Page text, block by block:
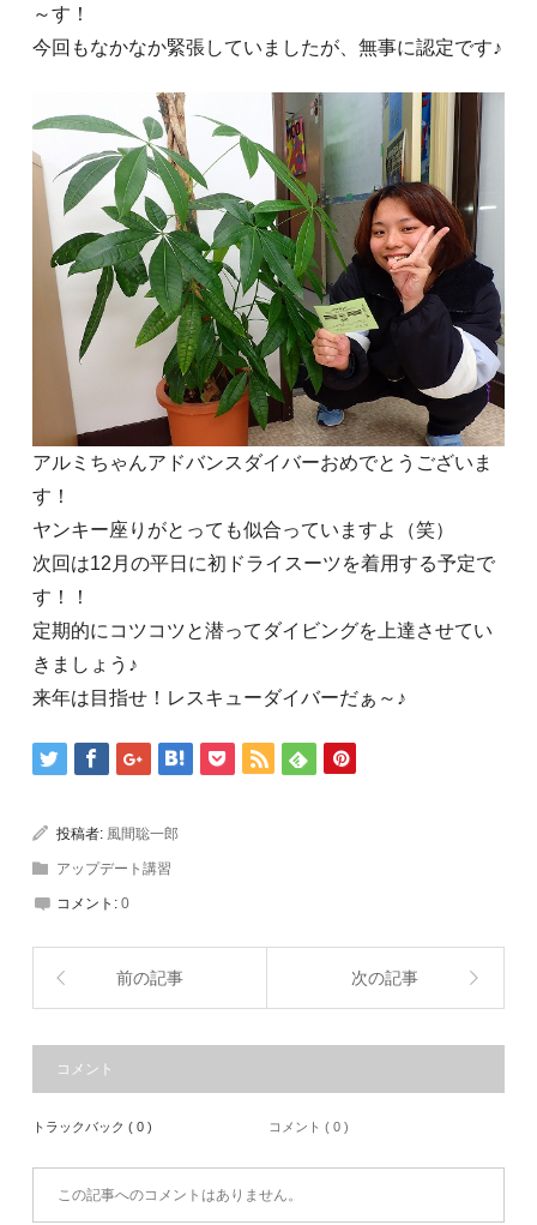
～す！
今回もなかなか緊張していましたが、無事に認定です♪
アルミちゃんアドバンスダイバーおめでとうございま
す！
ヤンキー座りがとっても似合っていますよ（笑）
次回は12月の平日に初ドライスーツを着用する予定で
す！！
定期的にコツコツと潜ってダイビングを上達させてい
きましょう♪
来年は目指せ！レスキューダイバーだぁ～♪
投稿者: 風間聡一郎
アップデート講習
コメント:0
前の記事 次の記事
コメント
トラックバック ( 0 ) コメント ( 0 )
この記事へのコメントはありません。